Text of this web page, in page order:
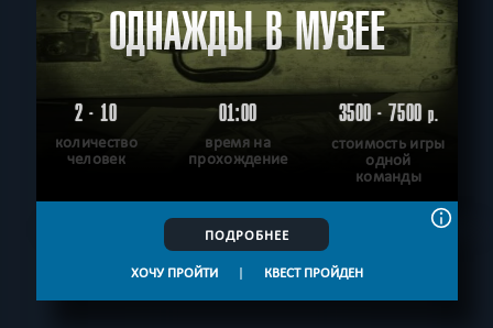
ОДНАЖДЫ В МУЗЕЕ
2 - 10
количество
человек
01:00
время на
прохождение
3500 - 7500р.
стоимость игры
одной
команды
ПОДРОБНЕЕ
ХОЧУ ПРОЙТИ | КВЕСТ ПРОЙДЕН